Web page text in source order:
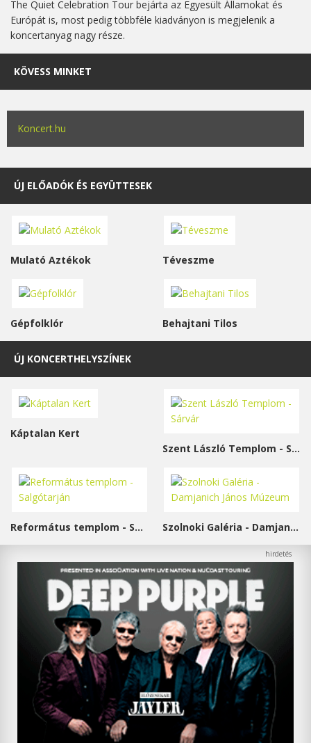
The Quiet Celebration Tour bejárta az Egyesült Államokat és
Európát is, most pedig többféle kiadványon is megjelenik a
koncertanyag nagy része.
KÖVESS MINKET
Koncert.hu
ÚJ ELŐADÓK ÉS EGYÜTTESEK
Mulató Aztékok Téveszme
Gépfolklór Behajtani Tilos
ÚJ KONCERTHELYSZÍNEK
Káptalan Kert
Szent László Templom - Sárvár
Református templom - Salgótarján Szolnoki Galéria - Damjanich János Múzeum